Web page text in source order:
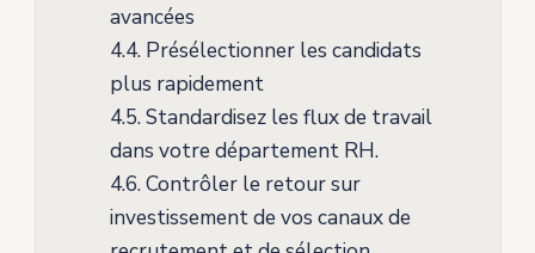
avancées
4.4.Présélectionner les candidats
plus rapidement
4.5.Standardisez les flux de travail
dans votre département RH.
4.6.Contrôler le retour sur
investissement de vos canaux de